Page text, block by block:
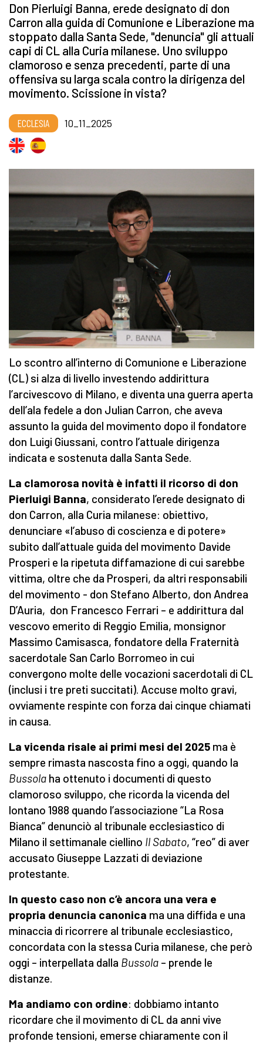
Don Pierluigi Banna, erede designato di don
Carron alla guida di Comunione e Liberazione ma
stoppato dalla Santa Sede, "denuncia" gli attuali
capi di CL alla Curia milanese. Uno sviluppo
clamoroso e senza precedenti, parte di una
offensiva su larga scala contro la dirigenza del
movimento. Scissione in vista?
ECCLESIA 10_11_2025
Lo scontro all’interno di Comunione e Liberazione
(CL) si alza di livello investendo addirittura
l’arcivescovo di Milano, e diventa una guerra aperta
dell’ala fedele a don Julian Carron, che aveva
assunto la guida del movimento dopo il fondatore
don Luigi Giussani, contro l’attuale dirigenza
indicata e sostenuta dalla Santa Sede.
La clamorosa novità è infatti il ricorso di don
Pierluigi Banna, considerato l’erede designato di
don Carron, alla Curia milanese: obiettivo,
denunciare «l’abuso di coscienza e di potere»
subito dall’attuale guida del movimento Davide
Prosperi e la ripetuta diffamazione di cui sarebbe
vittima, oltre che da Prosperi, da altri responsabili
del movimento - don Stefano Alberto, don Andrea
D’Auria, don Francesco Ferrari – e addirittura dal
vescovo emerito di Reggio Emilia, monsignor
Massimo Camisasca, fondatore della Fraternità
sacerdotale San Carlo Borromeo in cui
convergono molte delle vocazioni sacerdotali di CL
(inclusi i tre preti succitati). Accuse molto gravi,
ovviamente respinte con forza dai cinque chiamati
in causa.
La vicenda risale ai primi mesi del 2025 ma è
sempre rimasta nascosta fino a oggi, quando la
Bussola ha ottenuto i documenti di questo
clamoroso sviluppo, che ricorda la vicenda del
lontano 1988 quando l’associazione “La Rosa
Bianca” denunciò al tribunale ecclesiastico di
Milano il settimanale ciellino Il Sabato, “reo” di aver
accusato Giuseppe Lazzati di deviazione
protestante.
In questo caso non c’è ancora una vera e
propria denuncia canonica ma una diffida e una
minaccia di ricorrere al tribunale ecclesiastico,
concordata con la stessa Curia milanese, che però
oggi – interpellata dalla Bussola – prende le
distanze.
Ma andiamo con ordine: dobbiamo intanto
ricordare che il movimento di CL da anni vive
profonde tensioni, emerse chiaramente con il